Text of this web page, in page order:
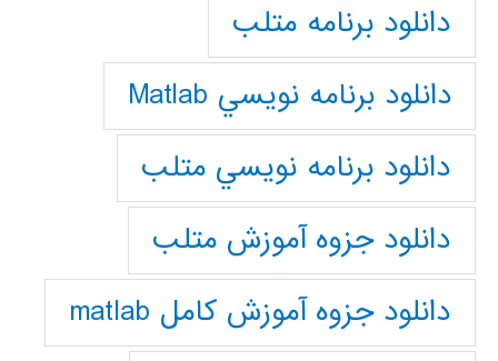
دانلود برنامه متلب
دانلود برنامه نويسي Matlab
دانلود برنامه نويسي متلب
دانلود جزوه آموزش متلب
دانلود جزوه آموزش کامل matlab